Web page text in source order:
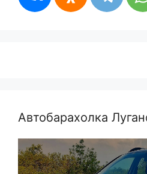
Автобарахолка